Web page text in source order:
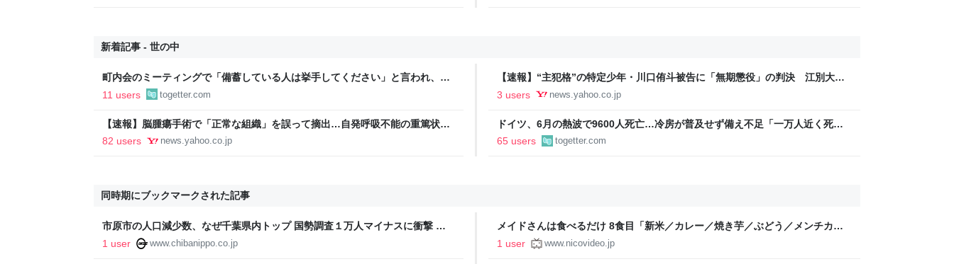
新着記事 - 世の中
町内会のミーティングで「備蓄している人は挙手してください」と言われ、手
を挙げたら「じゃあ皆さん、災害時はこの人のところでもらってください」と
11 users togetter.com
【速報】“主犯格”の特定少年・川口侑斗被告に「無期懲役」の判決 江別大学
生暴行死 札幌地裁（STVニュース北海道） - Yahoo!ニュース
3 users news.yahoo.co.jp
【速報】脳腫瘍手術で「正常な組織」を誤って摘出…自発呼吸不能の重篤状態
に 「腫瘍でない」結果出ても“勘違い”で摘出継続 通常の生活送っていた患
82 users news.yahoo.co.jp
ドイツ、6月の熱波で9600人死亡…冷房が普及せず備え不足「一万人近く死ぬ
とかもう災害じゃん…」「本来のドイツの夏は日本の10月ぐらいの気候やから
65 users togetter.com
同時期にブックマークされた記事
市原市の人口減少数、なぜ千葉県内トップ 国勢調査１万人マイナスに衝撃 転
入微超過も自然減顕著に
1 user www.chibanippo.co.jp
メイドさんは食べるだけ 8食目「新米／カレー／焼き芋／ぶどう／メンチカ
ツ」
1 user www.nicovideo.jp